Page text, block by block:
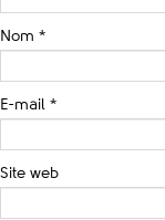
Nom *
E-mail *
Site web